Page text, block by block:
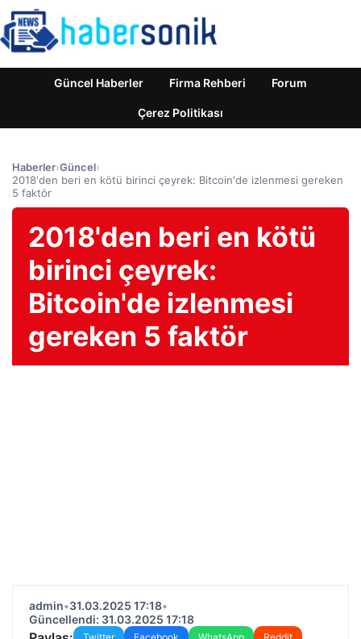
Güncel Haberler Firma Rehberi Forum
Çerez Politikası
Haberler›Güncel›
2018'den beri en kötü birinci çeyrek: Bitcoin'de izlenmesi gereken
5 faktör
2018'den beri en kötü
birinci çeyrek:
Bitcoin'de izlenmesi
gereken 5 faktör
admin•31.03.2025 17:18•
Güncellendi: 31.03.2025 17:18